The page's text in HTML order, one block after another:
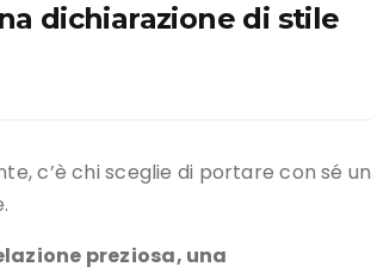
dichiarazione di stile
c’è chi sceglie di portare con sé un
preziosa, una